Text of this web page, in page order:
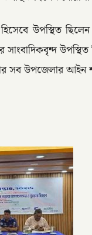
উপস্থিত
সাংবাদিকবৃন্দ
সব উপজেলার আইন